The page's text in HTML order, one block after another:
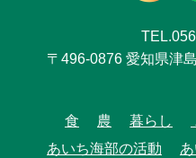
〒496-0876 愛知県津
食 農 暮らし
あいち海部の活動